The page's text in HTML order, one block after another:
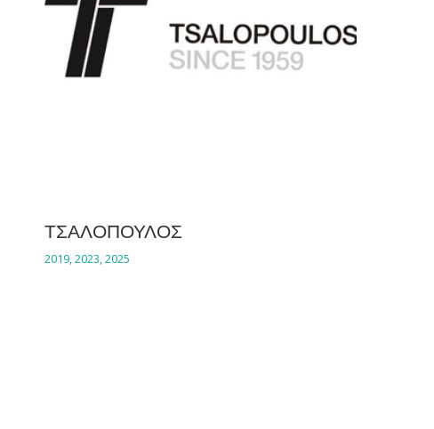
ΤΣΑΛΟΠΟΥΛΟΣ
2019,2023,2025